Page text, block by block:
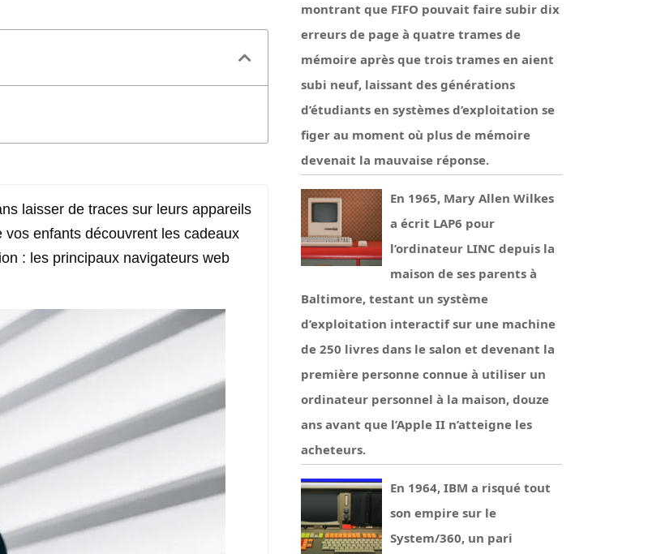
laisser de traces sur leurs appareils
enfants découvrent les cadeaux
: les principaux navigateurs web
montrant que FIFO pouvait faire subir dix
erreurs de page à quatre trames de
mémoire après que trois trames en aient
subi neuf, laissant des générations
d’étudiants en systèmes d’exploitation se
figer au moment où plus de mémoire
devenait la mauvaise réponse.
En 1965, Mary Allen Wilkes
a écrit LAP6 pour
l’ordinateur LINC depuis la
maison de ses parents à
Baltimore, testant un système
d’exploitation interactif sur une machine
de 250 livres dans le salon et devenant la
première personne connue à utiliser un
ordinateur personnel à la maison, douze
ans avant que l’Apple II n’atteigne les
acheteurs.
En 1964, IBM a risqué tout
son empire sur le
System/360, un pari